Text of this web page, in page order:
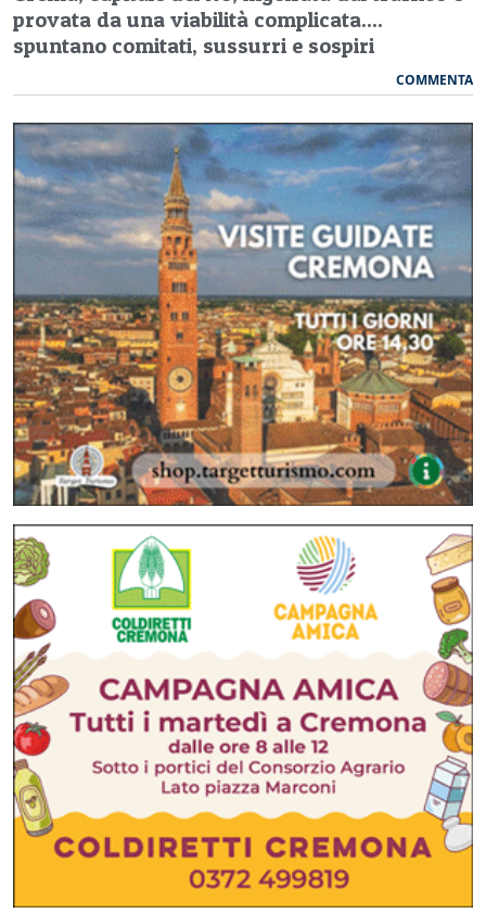
provata da una viabilità complicata....
spuntano comitati, sussurri e sospiri
COMMENTA